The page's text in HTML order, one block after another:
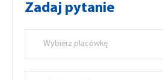
Zadaj pytanie
Wybierz placówkę